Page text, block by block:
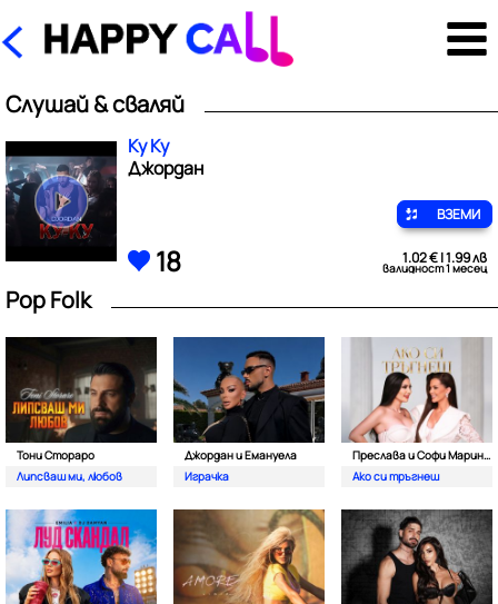
Слушай & сваляй
Ку Ку
Джордан
ВЗЕМИ
18 1.02 € | 1.99 лв
валидност 1 месец
Pop Folk
Тони Стораро
Липсваш ми, любов
Джордан и Емануела
Играчка
Преслава и Софи Маринова
Ако си тръгнеш